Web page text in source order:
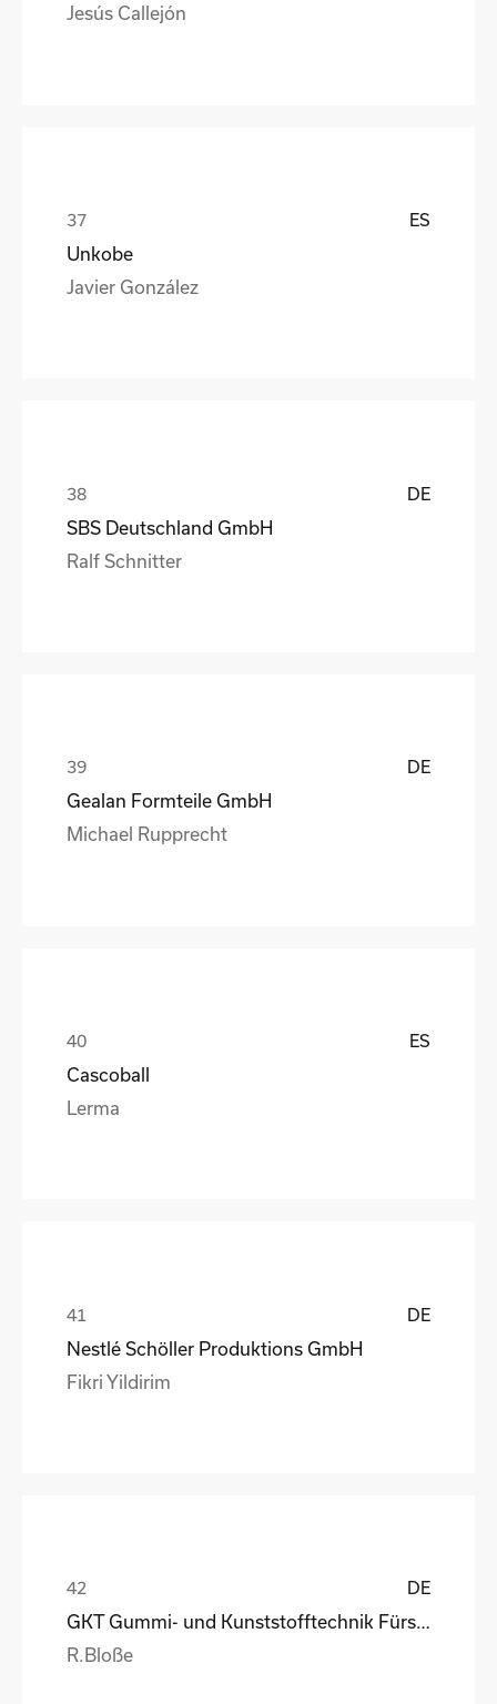
Jesús Callejón
ES
Unkobe
Javier González
DE
SBS Deutschland GmbH
Ralf Schnitter
DE
Gealan Formteile GmbH
Michael Rupprecht
ES
Cascoball
Lerma
DE
Nestlé Schöller Produktions GmbH
Fikri Yildirim
DE
R.Bloße